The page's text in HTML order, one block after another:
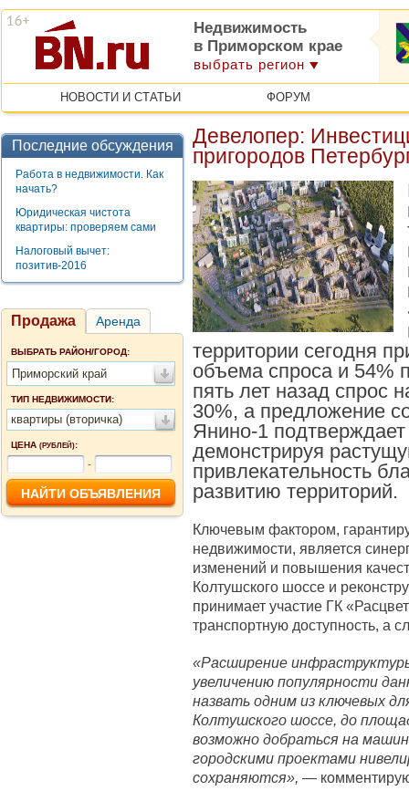
Недвижимость
в Приморском крае
выбрать регион
НОВОСТИ И СТАТЬИ ФОРУМ
Последние обсуждения
Работа в недвижимости. Как
начать?
Юридическая чистота
квартиры: проверяем сами
Налоговый вычет:
позитив-2016
Продажа Аренда
ВЫБРАТЬ РАЙОН/ГОРОД:
Приморский край
ТИП НЕДВИЖИМОСТИ:
квартиры (вторичка)
ЦЕНА (РУБЛЕЙ):
-
Девелопер:
пригородов
территории сегодня
объема спроса и 54%
пять лет назад спрос
30%, а предложение
Янино-1
демонстрируя
привлекательность
развитию территорий.
Ключевым фактором,
недвижимости, является
изменений и повышения
Колтушского шоссе и
принимает участие ГК
транспортную доступность, а
«Расширение
увеличению популярности
назвать одним из ключевых
Колтушского шоссе, до
возможно добраться на
городскими проектами
сохраняются», —